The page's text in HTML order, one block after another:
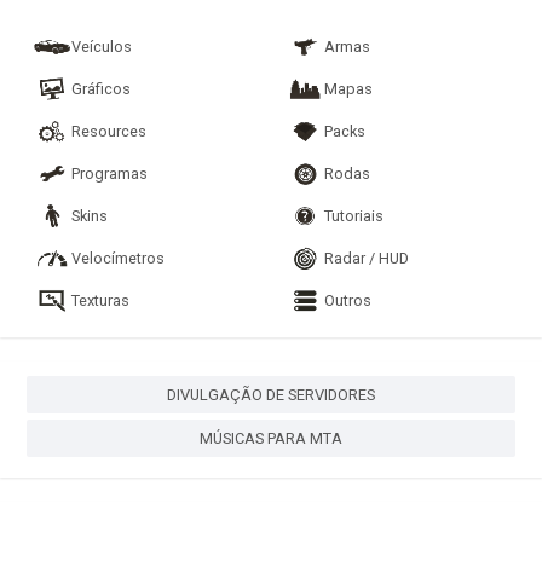
Veículos Armas
Gráficos Mapas
Resources Packs
Programas Rodas
Skins Tutoriais
Velocímetros Radar / HUD
Texturas Outros
DIVULGAÇÃO DE SERVIDORES
MÚSICAS PARA MTA